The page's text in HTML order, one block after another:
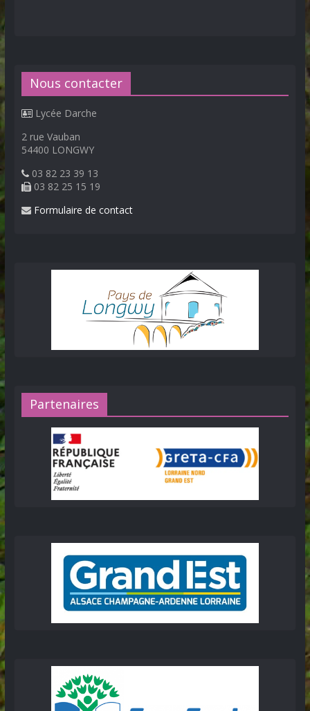
Nous contacter
Lycée Darche
2 rue Vauban
54400 LONGWY
03 82 23 39 13
03 82 25 15 19
Formulaire de contact
Partenaires